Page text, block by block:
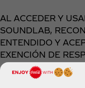
AL ACCEDER Y
SOUNDLAB,
ENTENDIDO Y
EXENCIÓN DE